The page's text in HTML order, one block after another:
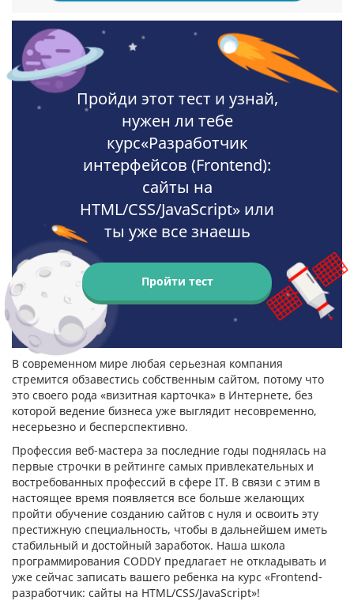
В современном мире любая серьезная компания
стремится обзавестись собственным сайтом, потому что
это своего рода «визитная карточка» в Интернете, без
которой ведение бизнеса уже выглядит несовременно,
несерьезно и бесперспективно.
Профессия веб-мастера за последние годы поднялась на
первые строчки в рейтинге самых привлекательных и
востребованных профессий в сфере IT. В связи с этим в
настоящее время появляется все больше желающих
пройти обучение созданию сайтов с нуля и освоить эту
престижную специальность, чтобы в дальнейшем иметь
стабильный и достойный заработок. Наша школа
программирования CODDY предлагает не откладывать и
уже сейчас записать вашего ребенка на курс «Frontend-
разработчик: сайты на HTML/CSS/JavaScript»!
Пройди этот тест и узнай,
нужен ли тебе
курс«Разработчик
интерфейсов (Frontend):
сайты на
HTML/CSS/JavaScript» или
ты уже все знаешь
Пройти тест